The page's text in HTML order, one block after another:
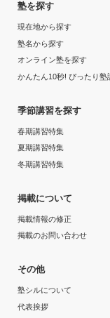
塾を探す
現在地から探す
塾名から探す
オンライン塾を探す
かんたん10秒! ぴったり塾
季節講習を探す
春期講習特集
夏期講習特集
冬期講習特集
掲載について
掲載情報の修正
掲載のお問い合わせ
その他
塾シルについて
代表挨拶